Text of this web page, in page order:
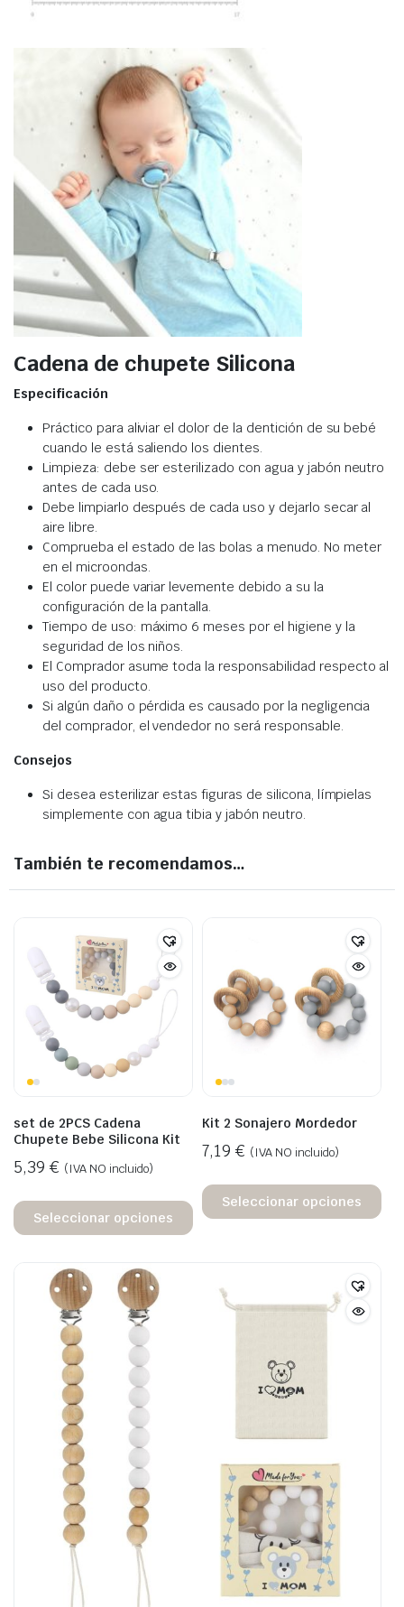
Cadena de chupete Silicona
Especificación
Práctico para aliviar el dolor de la dentición de su bebé
cuando le está saliendo los dientes.
Limpieza: debe ser esterilizado con agua y jabón neutro
antes de cada uso.
Debe limpiarlo después de cada uso y dejarlo secar al
aire libre.
Comprueba el estado de las bolas a menudo. No meter
en el microondas.
El color puede variar levemente debido a su la
configuración de la pantalla.
Tiempo de uso: máximo 6 meses por el higiene y la
seguridad de los niños.
El Comprador asume toda la responsabilidad respecto al
uso del producto.
Si algún daño o pérdida es causado por la negligencia
del comprador, el vendedor no será responsable.
Consejos
Si desea esterilizar estas figuras de silicona, límpielas
simplemente con agua tibia y jabón neutro.
También te recomendamos…
set de 2PCS Cadena
Chupete Bebe Silicona Kit
5,39 € (IVA NO incluido)
Seleccionar opciones
Kit 2 Sonajero Mordedor
7,19 € (IVA NO incluido)
Seleccionar opciones